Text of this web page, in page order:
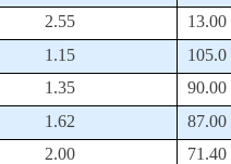
2.55 13.00
1.15 105.0
1.35 90.00
1.62 87.00
2.00 71.40